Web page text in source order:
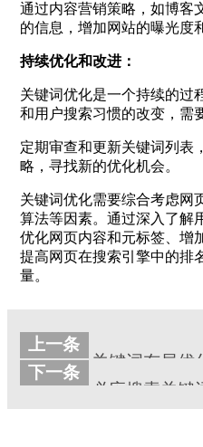
通过内容营销策略，如博客
的信息，增加网站的曝光度
持续优化和改进：
关键词优化是一个持续的过
和用户搜索习惯的改变，需
定期审查和更新关键词列表
略，寻找新的优化机会。
关键词优化需要综合考虑网
算法等因素。通过深入了解
优化网页内容和元标签、增
提高网页在搜索引擎中的排
量。
上一条
关键词布局优
下一条